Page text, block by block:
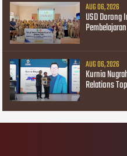
AUG 06, 2026
USD
AUG 06, 2026
Kurnia
Relations